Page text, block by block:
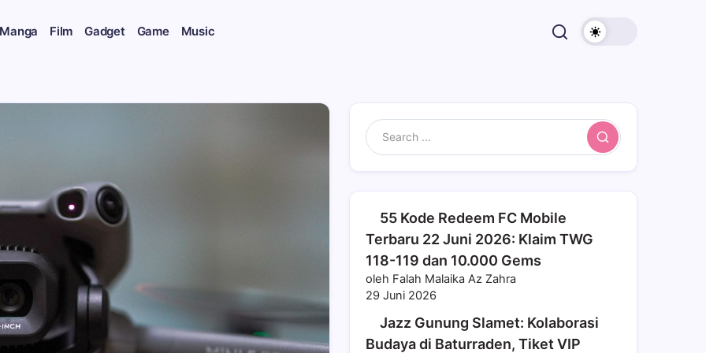
Film Gadget Game Music
Search
55 Kode Redeem FC Mobile
Terbaru 22 Juni 2026: Klaim TWG
118-119 dan 10.000 Gems
oleh Falah Malaika Az Zahra
29 Juni 2026
Jazz Gunung Slamet: Kolaborasi
Budaya di Baturraden, Tiket VIP